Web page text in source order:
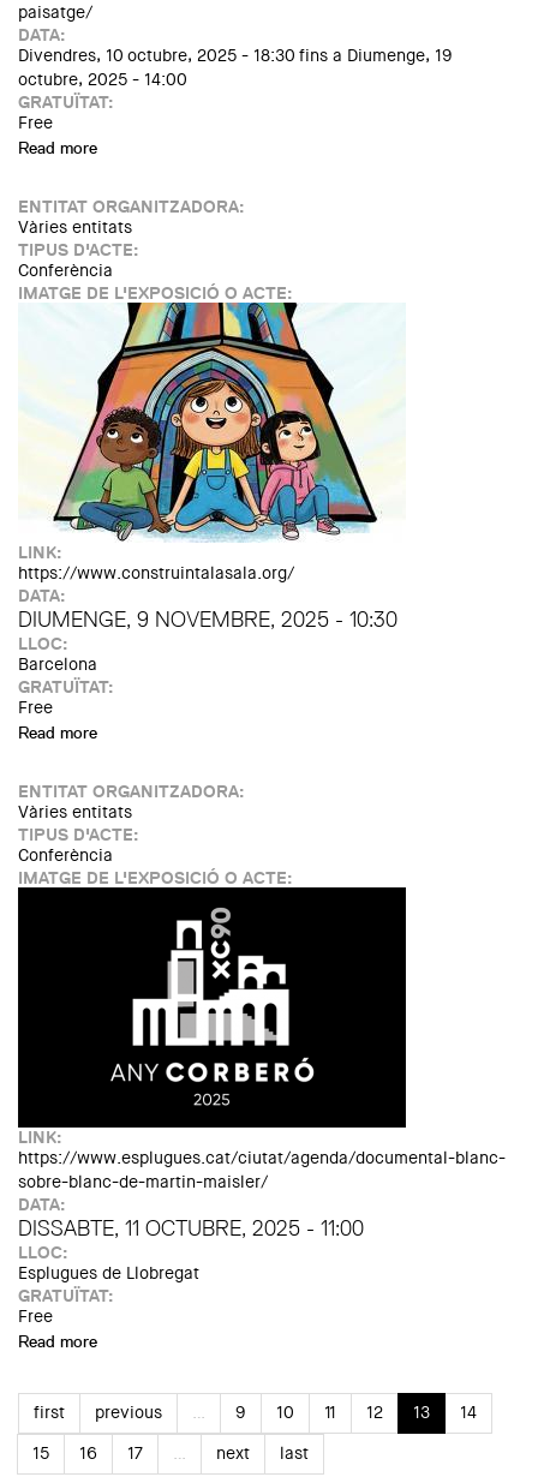
paisatge/
DATA:
Divendres, 10 octubre, 2025 - 18:30 fins a Diumenge, 19
octubre, 2025 - 14:00
GRATUÏTAT:
Free
Read more
ENTITAT ORGANITZADORA:
Vàries entitats
TIPUS D'ACTE:
Conferència
IMATGE DE L'EXPOSICIÓ O ACTE:
LINK:
https://www.construintalasala.org/
DATA:
DIUMENGE, 9 NOVEMBRE, 2025 - 10:30
LLOC:
Barcelona
GRATUÏTAT:
Free
Read more
ENTITAT ORGANITZADORA:
Vàries entitats
TIPUS D'ACTE:
Conferència
IMATGE DE L'EXPOSICIÓ O ACTE:
LINK:
https://www.esplugues.cat/ciutat/agenda/documental-blanc-
sobre-blanc-de-martin-maisler/
DATA:
DISSABTE, 11 OCTUBRE, 2025 - 11:00
LLOC:
Esplugues de Llobregat
GRATUÏTAT:
Free
Read more
first previous … 9 10 11 12 13
14
15
16 17 … next last